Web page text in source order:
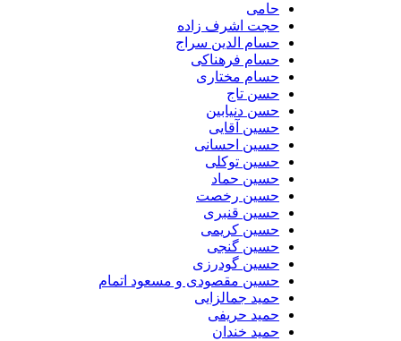
حجت اشرف زاده
حسام الدین سراج
حسام فرهناکی
حسام مختاری
حسن تاج
حسن دنیابین
حسین آقایی
حسین احسانی
حسین توکلی
حسین حماد
حسین رخصت
حسین قنبری
حسین کریمی
حسین گنجی
حسین گودرزی
حسین مقصودی و مسعود اتمام
حمید جمالزایی
حمید حریفی
حمید خندان